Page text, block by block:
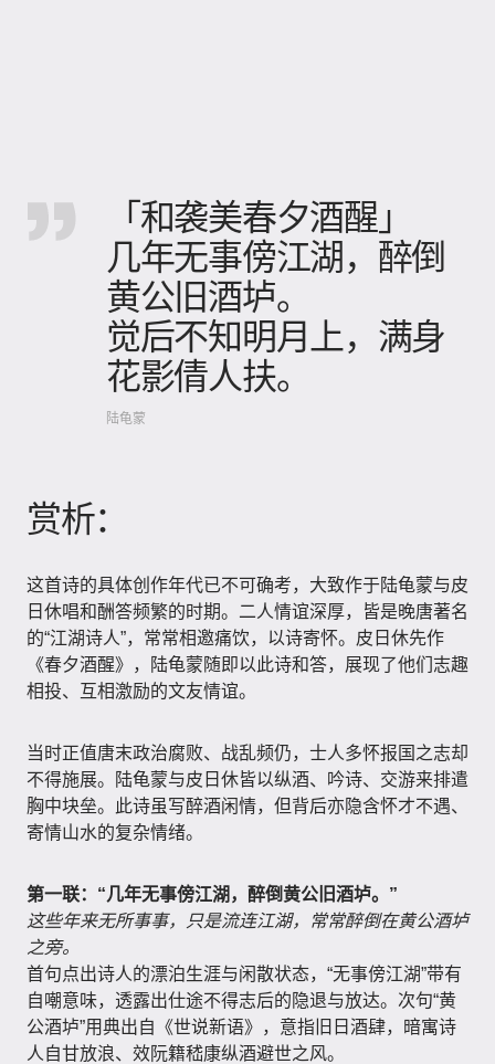
「和袭美春夕酒醒」
几年无事傍江湖，醉倒
黄公旧酒垆。
觉后不知明月上，满身
花影倩人扶。
陆龟蒙
赏析：
这首诗的具体创作年代已不可确考，大致作于陆龟蒙与皮
日休唱和酬答频繁的时期。二人情谊深厚，皆是晚唐著名
的“江湖诗人”，常常相邀痛饮，以诗寄怀。皮日休先作
《春夕酒醒》，陆龟蒙随即以此诗和答，展现了他们志趣
相投、互相激励的文友情谊。
当时正值唐末政治腐败、战乱频仍，士人多怀报国之志却
不得施展。陆龟蒙与皮日休皆以纵酒、吟诗、交游来排遣
胸中块垒。此诗虽写醉酒闲情，但背后亦隐含怀才不遇、
寄情山水的复杂情绪。
第一联：“几年无事傍江湖，醉倒黄公旧酒垆。”
这些年来无所事事，只是流连江湖，常常醉倒在黄公酒垆
之旁。
首句点出诗人的漂泊生涯与闲散状态，“无事傍江湖”带有
自嘲意味，透露出仕途不得志后的隐退与放达。次句“黄
公酒垆”用典出自《世说新语》，意指旧日酒肆，暗寓诗
人自甘放浪、效阮籍嵇康纵酒避世之风。